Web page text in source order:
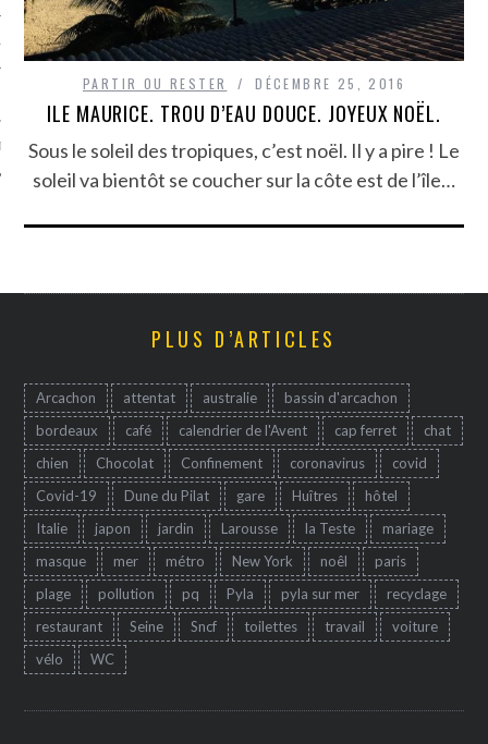
ARCACHON
PARTIR OU RESTER DÉCEMBRE 25, 2016
ILE MAURICE. TROU D’EAU DOUCE. JOYEUX NOËL.
Sous le soleil des tropiques, c’est noël. Il y a pire ! Le
soleil va bientôt se coucher sur la côte est de l’île…
PLUS D’ARTICLES
Arcachon attentat australie
bassin d'arcachon
bordeaux
café calendrier de l'Avent cap ferret
chat
chien
Chocolat Confinement coronavirus
covid
Covid-19
Dune du Pilat gare Huîtres
hôtel
Italie
japon jardin Larousse la Teste
mariage
masque
mer métro New York noêl
paris
plage
pollution pq Pyla pyla sur mer
recyclage
restaurant
Seine Sncf toilettes travail
voiture
vélo
WC